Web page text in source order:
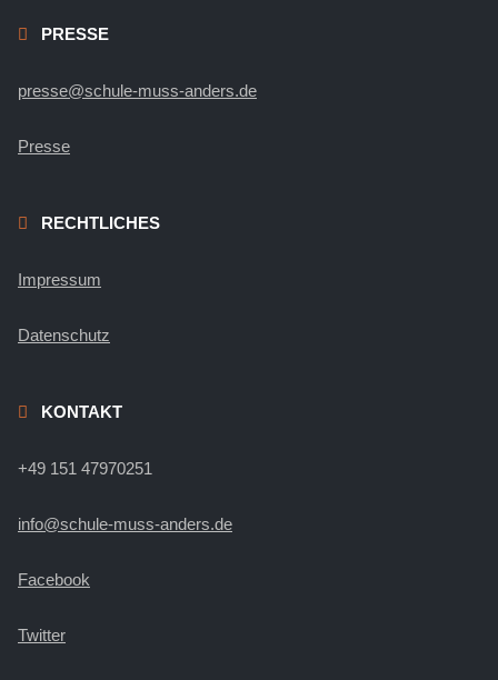
PRESSE
presse@schule-muss-anders.de
Presse
RECHTLICHES
Impressum
Datenschutz
KONTAKT
+49 151 47970251
info@schule-muss-anders.de
Facebook
Twitter